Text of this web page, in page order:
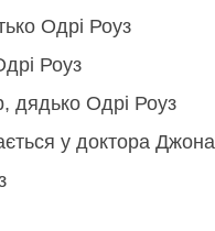
Одрі Роуз
Роуз
дядько Одрі Роуз
у доктора